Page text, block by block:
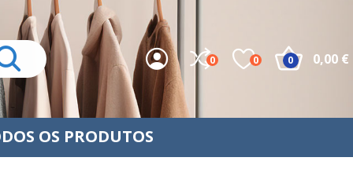
0 0 0,00 €
0
OS PRODUTOS